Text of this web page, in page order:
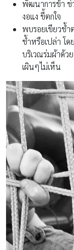
พัฒนาการช้า ช่
งอแง ขี้ตกใจ
พบรอยเขียวช้ำ
ช้ำหรือเปล่า โด
บริเวณร่มผ้าด้ว
เผินๆไม่เห็น